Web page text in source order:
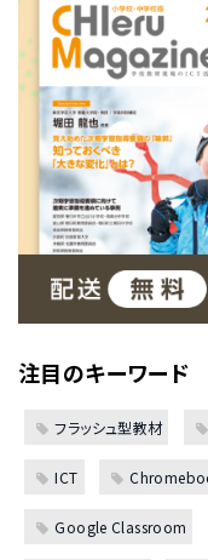
注目のキーワード
フラッシュ型教材
ICT
Google Classroom